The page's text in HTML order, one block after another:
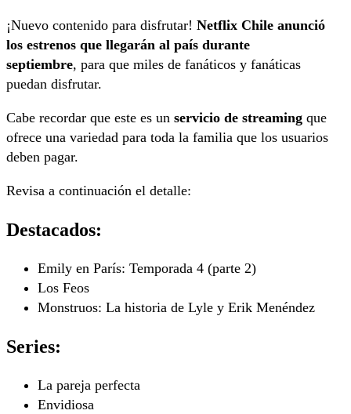
¡Nuevo contenido para disfrutar! Netflix Chile anunció
los estrenos que llegarán al país durante
septiembre, para que miles de fanáticos y fanáticas
puedan disfrutar.
Cabe recordar que este es un servicio de streaming que
ofrece una variedad para toda la familia que los usuarios
deben pagar.
Revisa a continuación el detalle:
Destacados:
Emily en París: Temporada 4 (parte 2)
Los Feos
Monstruos: La historia de Lyle y Erik Menéndez
Series:
La pareja perfecta
Envidiosa